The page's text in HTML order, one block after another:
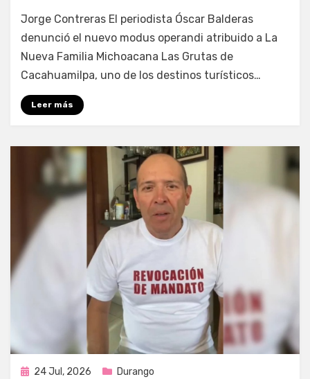
Fernando Miranda Servín
Jorge Contreras El periodista Óscar Balderas
denunció el nuevo modus operandi atribuido a La
Nueva Familia Michoacana Las Grutas de
Cacahuamilpa, uno de los destinos turísticos…
Leer más
Publicada
24 Jul, 2026 Durango